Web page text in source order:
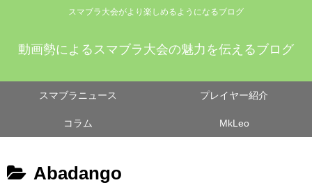
スマブラ大会がより楽しめるようになるブログ
動画勢によるスマブラ大会の魅力を伝えるブログ
スマブラニュース プレイヤー紹介
コラム MkLeo
Abadango